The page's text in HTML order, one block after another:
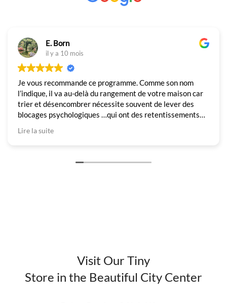
E. Born
il y a 10 mois
Je vous recommande ce programme. Comme son nom
l’indique, il va au-delà du rangement de votre maison car
trier et désencombrer nécessite souvent de lever des
blocages psychologiques …qui ont des retentissements
humour, beaucoup de bienveillance et de
Lire la suite
Visit Our Tiny
Store in the Beautiful City Center